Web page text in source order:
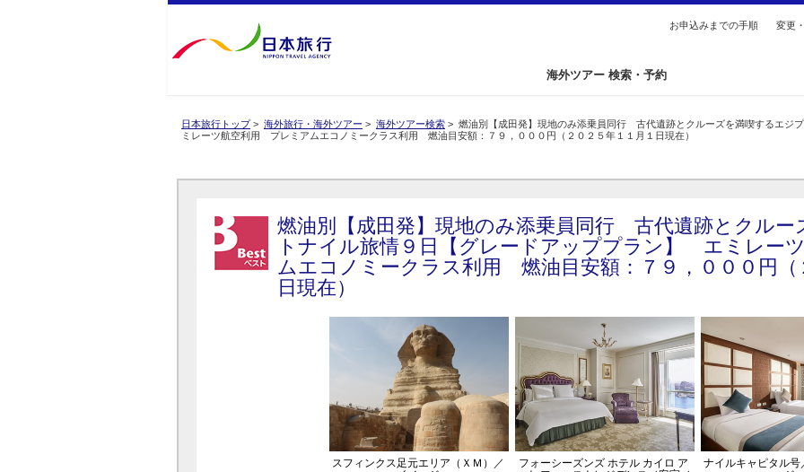
海外ツアー 検索・予約
お申込みまでの手順 変更
日本旅行トップ> 海外旅行・海外ツアー > 海外ツアー検索 > 燃油別【成田発】現地のみ添乗員同行 古代遺跡とクルーズを満喫するエジ
ミレーツ航空利用 プレミアムエコノミークラス利用 燃油目安額：７９，０００円（２０２５年１１月１日現在）
燃油別【成田発】現地のみ添乗員同行 古代遺跡とクルー
トナイル旅情９日【グレードアッププラン】 エミレー
ムエコノミークラス利用 燃油目安額：７９，０００円（
日現在）
スフィンクス足元エリア（ＸＭ）／
フォーシーズンズ ホテル カイロ ア
ナイルキャピタル号